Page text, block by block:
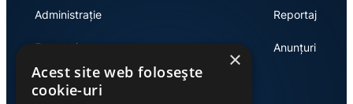
Administrație
Economie
Reportaj
Anunțuri
×
Acest site web folosește
cookie-uri